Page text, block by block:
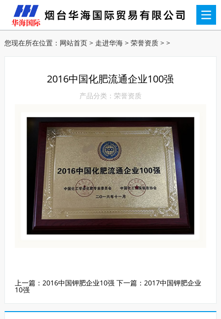
您现在所在位置： 网站首页> 走进华海> 荣誉资质> >
2016中国化肥流通企业100强
产品分类：荣誉资质
上一篇： 2016中国钾肥企业10强 下一篇： 2017中国钾肥企业
10强